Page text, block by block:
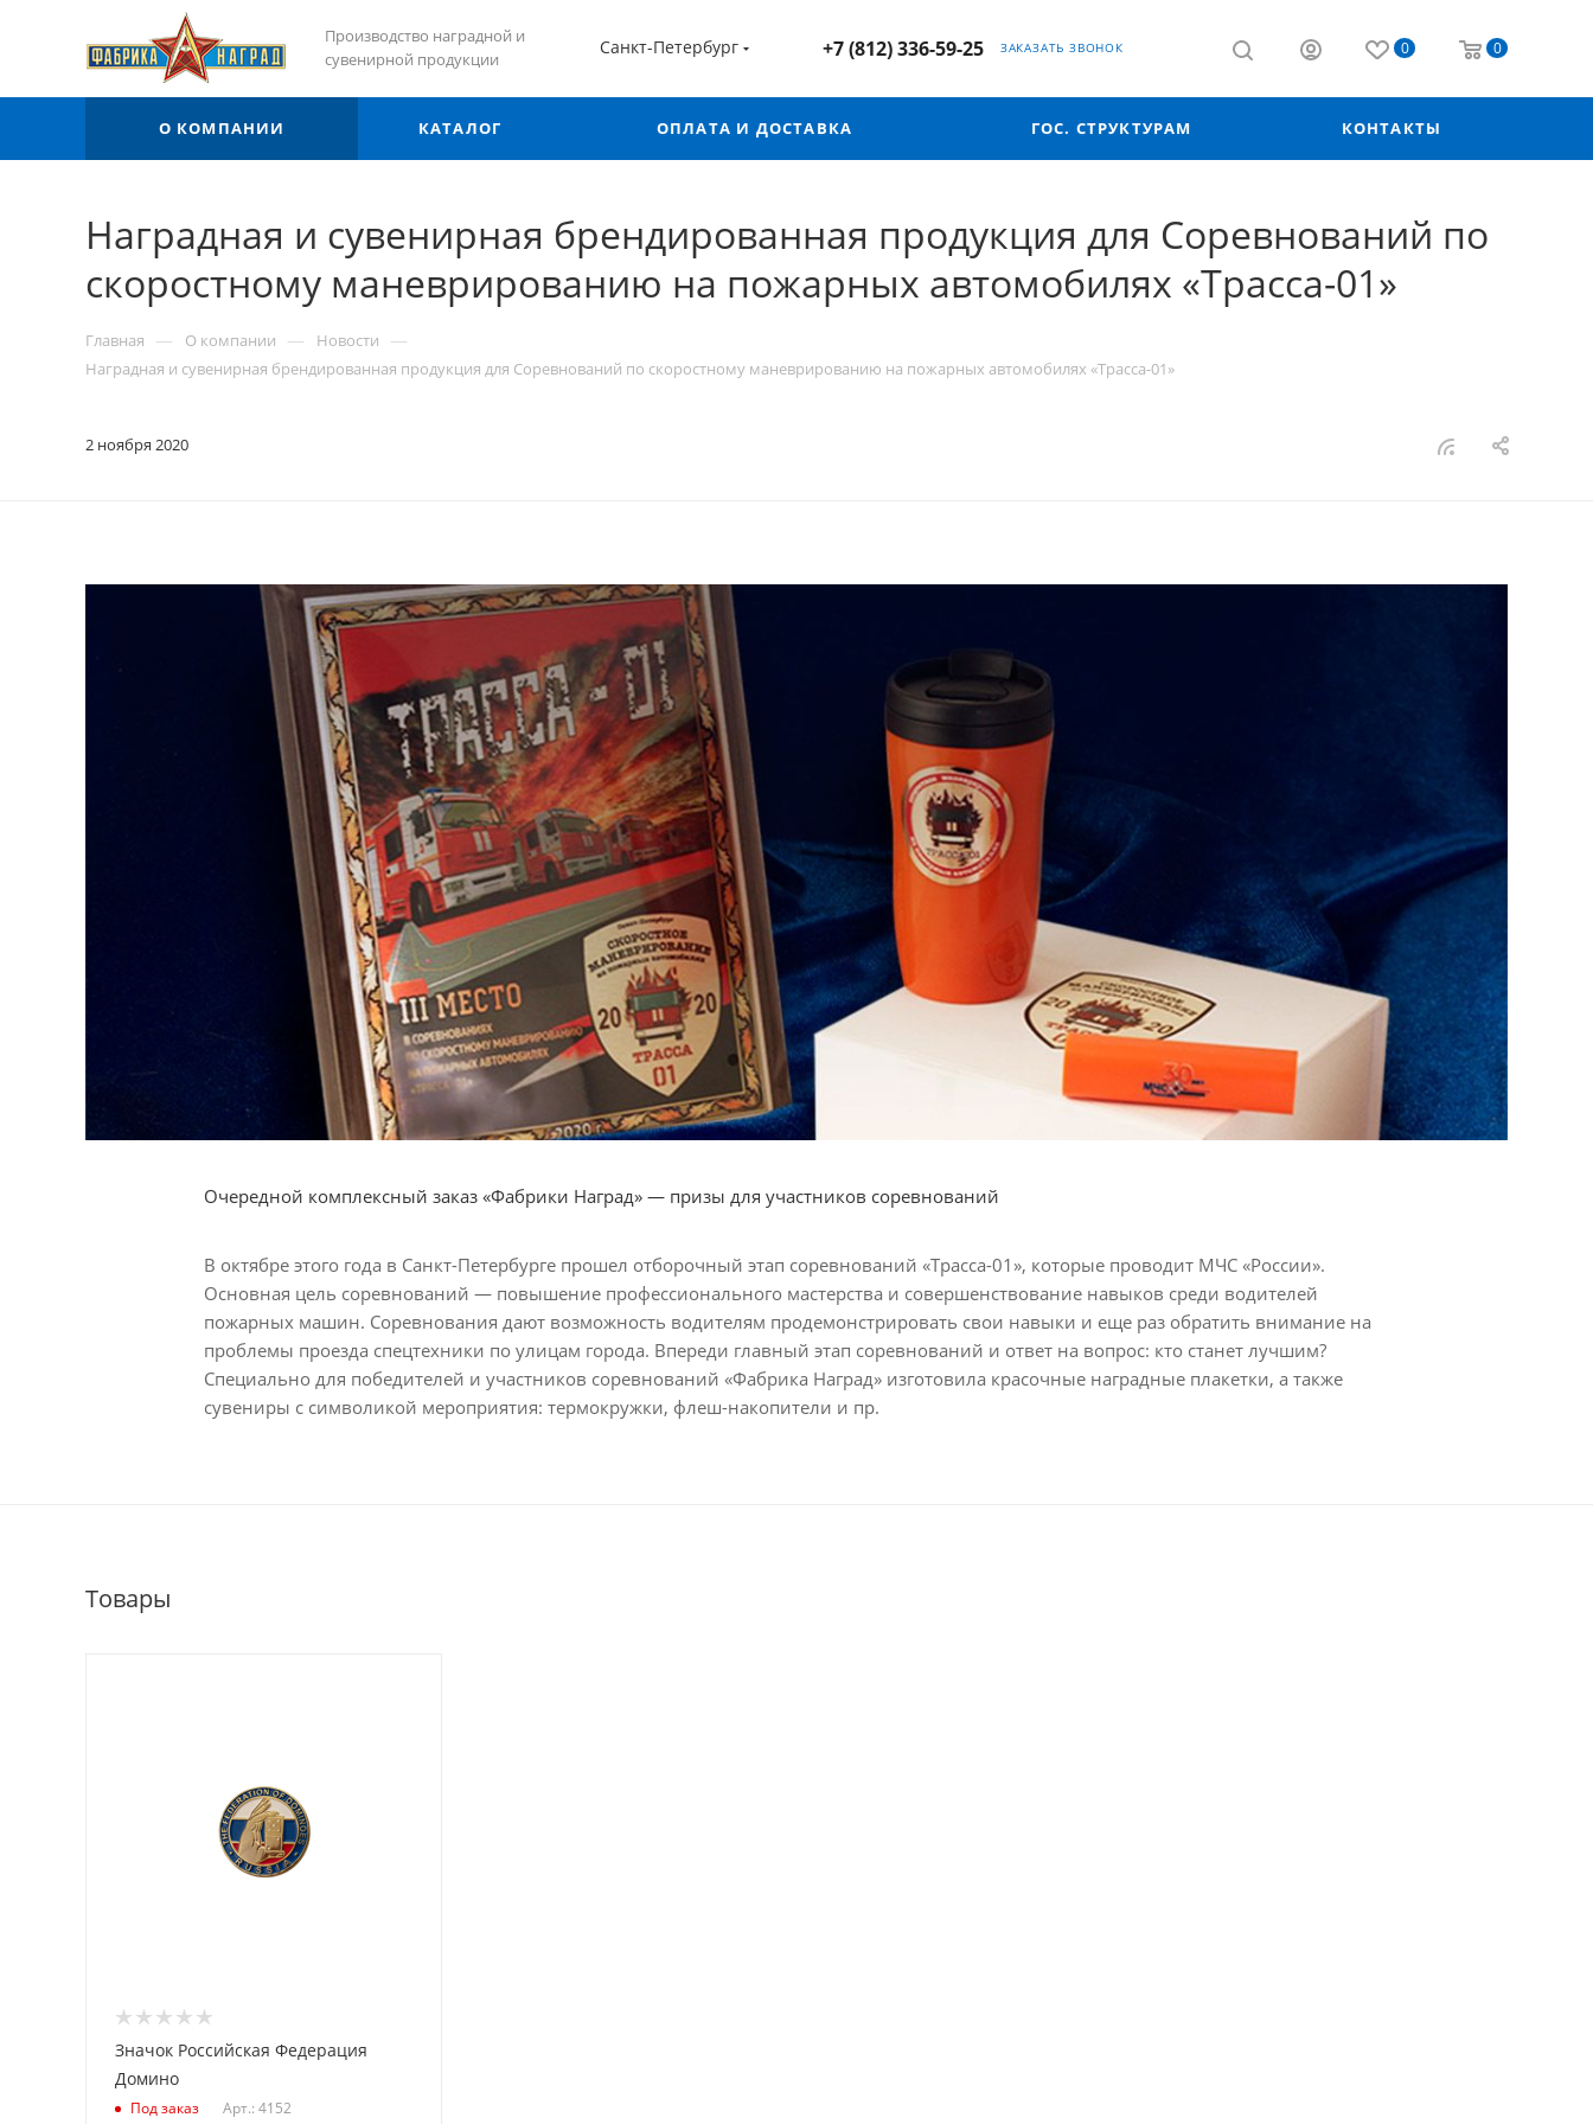
Производство наградной и
сувенирной продукции
Санкт-Петербург +7 (812) 336-59-25 ЗАКАЗАТЬ ЗВОНОК 0 0
О КОМПАНИИ КАТАЛОГ ОПЛАТА И ДОСТАВКА ГОС. СТРУКТУРАМ КОНТАКТЫ
Наградная и сувенирная брендированная продукция для Соревнований по
скоростному маневрированию на пожарных автомобилях «Трасса-01»
Главная — О компании — Новости —
Наградная и сувенирная брендированная продукция для Соревнований по скоростному маневрированию на пожарных автомобилях «Трасса-01»
2 ноября 2020
Очередной комплексный заказ «Фабрики Наград» — призы для участников соревнований
В октябре этого года в Санкт-Петербурге прошел отборочный этап соревнований «Трасса-01», которые проводит МЧС «России».
Основная цель соревнований — повышение профессионального мастерства и совершенствование навыков среди водителей
пожарных машин. Соревнования дают возможность водителям продемонстрировать свои навыки и еще раз обратить внимание на
проблемы проезда спецтехники по улицам города. Впереди главный этап соревнований и ответ на вопрос: кто станет лучшим?
Специально для победителей и участников соревнований «Фабрика Наград» изготовила красочные наградные плакетки, а также
сувениры с символикой мероприятия: термокружки, флеш-накопители и пр.
Товары
Значок Российская Федерация
Домино
Под заказ Арт.: 4152